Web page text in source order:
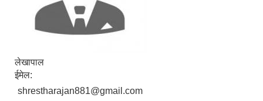
लेखापाल
ईमेल:
shrestharajan881@gmail.com